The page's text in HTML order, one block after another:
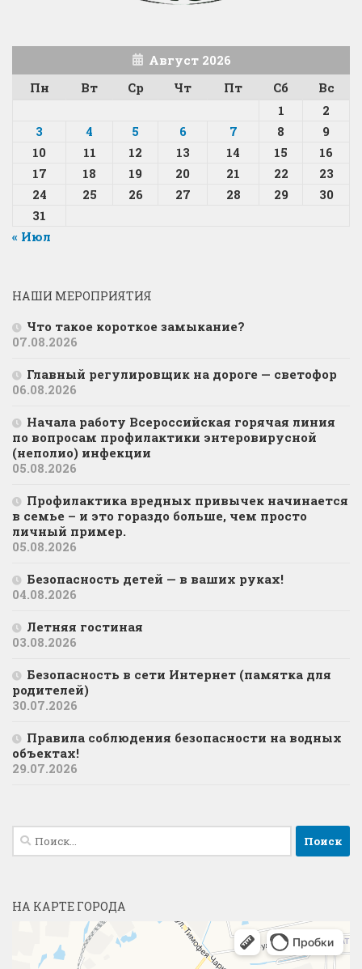
Август 2026
Пн
Вт Ср Чт Пт Сб
Вс
1
2
3
4 5 6 7 8
9
10
11 12 13 14 15
16
17
18 19 20 21 22
23
24
25 26 27 28 29
30
31
« Июл
НАШИ МЕРОПРИЯТИЯ
Что такое короткое замыкание?
07.08.2026
Главный регулировщик на дороге — светофор
06.08.2026
Начала работу Всероссийская горячая линия
по вопросам профилактики энтеровирусной
(неполио) инфекции
05.08.2026
Профилактика вредных привычек начинается
в семье – и это гораздо больше, чем просто
личный пример.
05.08.2026
Безопасность детей — в ваших руках!
04.08.2026
Летняя гостиная
03.08.2026
Безопасность в сети Интернет (памятка для
родителей)
30.07.2026
Правила соблюдения безопасности на водных
объектах!
29.07.2026
Найти:
НА КАРТЕ ГОРОДА